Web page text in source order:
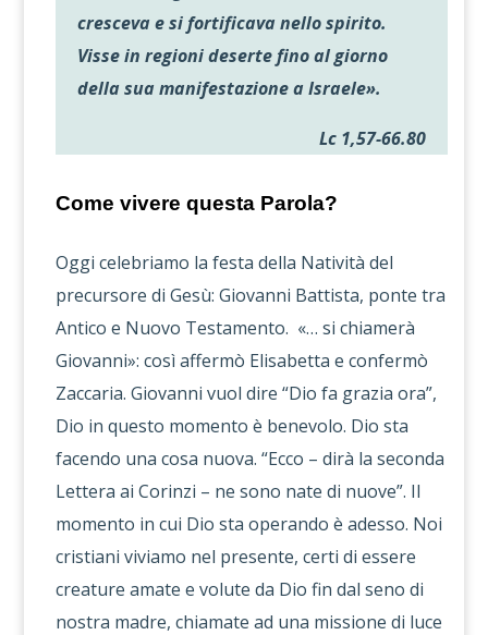
cresceva e si fortificava nello spirito.
Visse in regioni deserte fino al giorno
della sua manifestazione a Israele».
Lc 1,57-66.80
Come vivere questa Parola?
Oggi celebriamo la festa della Natività del
precursore di Gesù: Giovanni Battista, ponte tra
Antico e Nuovo Testamento. «… si chiamerà
Giovanni»: così affermò Elisabetta e confermò
Zaccaria. Giovanni vuol dire “Dio fa grazia ora”,
Dio in questo momento è benevolo. Dio sta
facendo una cosa nuova. “Ecco – dirà la seconda
Lettera ai Corinzi – ne sono nate di nuove”. Il
momento in cui Dio sta operando è adesso. Noi
cristiani viviamo nel presente, certi di essere
creature amate e volute da Dio fin dal seno di
nostra madre, chiamate ad una missione di luce